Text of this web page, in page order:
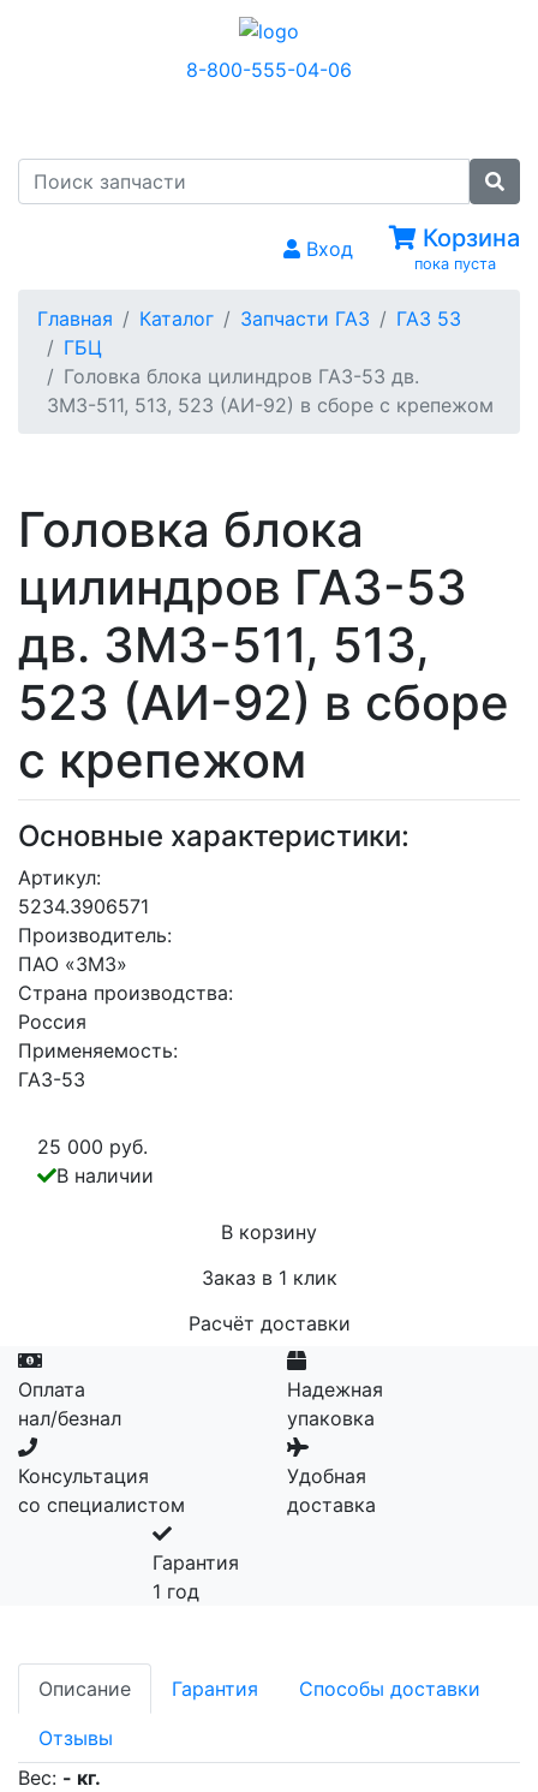
8-800-555-04-06
Вход Корзина
пока пуста
Главная Каталог Запчасти ГАЗ
ГАЗ 53
ГБЦ
Головка блока цилиндров ГАЗ-53 дв.
ЗМЗ-511, 513, 523 (АИ-92) в сборе с крепежом
Головка блока
цилиндров ГАЗ-53
дв. ЗМЗ-511, 513,
523 (АИ-92) в сборе
с крепежом
Основные характеристики:
Артикул:
5234.3906571
Производитель:
ПАО «ЗМЗ»
Страна производства:
Россия
Применяемость:
ГАЗ-53
25 000 руб.
В наличии
В корзину
Заказ в 1 клик
Расчёт доставки
Оплата
нал/безнал
Надежная
упаковка
Консультация
со специалистом
Удобная
доставка
Гарантия
1 год
Описание Гарантия Способы доставки
Отзывы
Вес: - кг.